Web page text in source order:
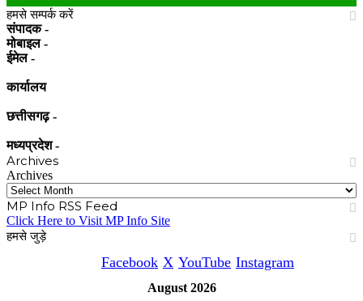
हमसे सम्पर्क करें
संपादक -
मोबाइल -
ईमेल -
कार्यालय
छत्तीसगढ़ -
मध्यप्रदेश -
Archives
Archives
MP Info RSS Feed
Click Here to Visit MP Info Site
हमसे जुड़े
Facebook X YouTube Instagram
August 2026